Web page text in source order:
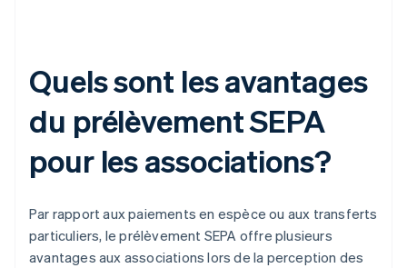
Quels sont les avantages
du prélèvement SEPA
pour les associations?
Par rapport aux paiements en espèce ou aux transferts
particuliers, le prélèvement SEPA offre plusieurs
avantages aux associations lors de la perception des